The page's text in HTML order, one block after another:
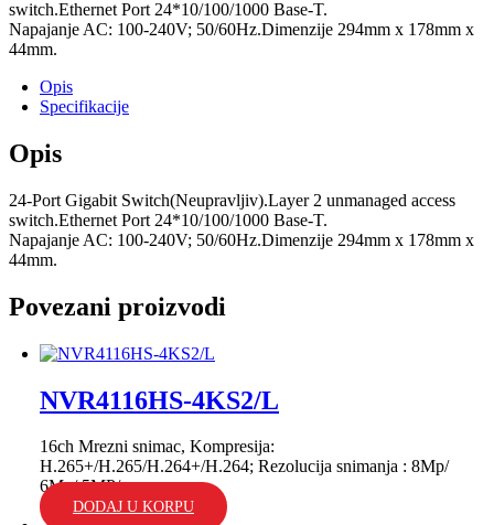
switch.Ethernet Port 24*10/100/1000 Base-T.
Napajanje AC: 100-240V; 50/60Hz.Dimenzije 294mm x 178mm x
44mm.
Opis
Specifikacije
Opis
24-Port Gigabit Switch(Neupravljiv).Layer 2 unmanaged access
switch.Ethernet Port 24*10/100/1000 Base-T.
Napajanje AC: 100-240V; 50/60Hz.Dimenzije 294mm x 178mm x
44mm.
Povezani proizvodi
NVR4116HS-4KS2/L
16ch Mrezni snimac, Kompresija:
H.265+/H.265/H.264+/H.264; Rezolucija snimanja : 8Mp/
6Mp/ 5MP/...
DODAJ U KORPU